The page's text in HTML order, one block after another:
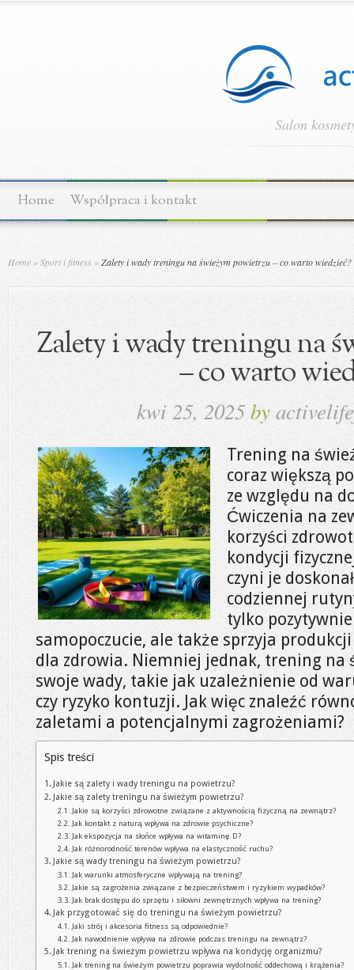
Salon
Home Współpraca i kontakt
Home »Sport i fitness »Zalety i wady treningu na świeżym powietrzu – co warto wiedzieć?
Zalety i wady treningu na
– co warto
kwi 25, 2025by
Trening na
coraz większą
ze względu na
Ćwiczenia na
korzyści
kondycji
czyni je
codziennej
tylko pozytywnie
samopoczucie, ale także sprzyja
dla zdrowia. Niemniej jednak, trening na
swoje wady, takie jak uzależnienie od
czy ryzyko kontuzji. Jak więc znaleźć
zaletami a potencjalnymi zagrożeniami?
Spis treści
Jakie są zalety i wady treningu na powietrzu?
Jakie są zalety treningu na świeżym powietrzu?
Jakie są korzyści zdrowotne związane z aktywnością fizyczną na zewnątrz?
Jak kontakt z naturą wpływa na zdrowie psychiczne?
Jak ekspozycja na słońce wpływa na witaminę D?
Jak różnorodność terenów wpływa na elastyczność ruchu?
Jakie są wady treningu na świeżym powietrzu?
Jak warunki atmosferyczne wpływają na trening?
Jakie są zagrożenia związane z bezpieczeństwem i ryzykiem wypadków?
Jak brak dostępu do sprzętu i siłowni zewnętrznych wpływa na trening?
Jak przygotować się do treningu na świeżym powietrzu?
Jaki strój i akcesoria fitness są odpowiednie?
Jak nawodnienie wpływa na zdrowie podczas treningu na zewnątrz?
Jak trening na świeżym powietrzu wpływa na kondycję organizmu?
Jak trening na świeżym powietrzu poprawia wydolność oddechową i krążenia?